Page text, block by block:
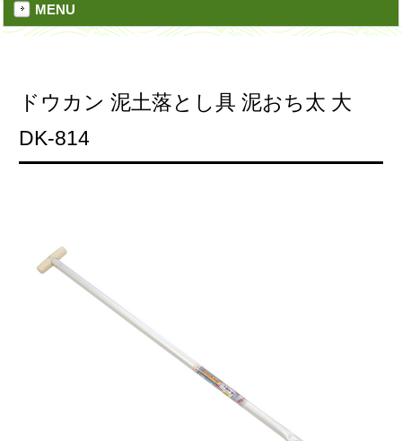
MENU
ドウカン 泥土落とし具 泥おち太 大
DK-814